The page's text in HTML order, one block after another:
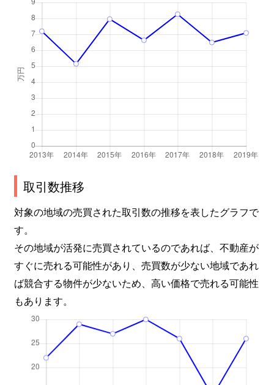
取引数推移
対象の地域の売買された取引数の推移を表したグラフで
す。
その地域が活発に売買されているのであれば、不動産が
すぐに売れる可能性があり、売買数が少ない地域であれ
ば競合する物件が少ないため、高い価格で売れる可能性
もあります。